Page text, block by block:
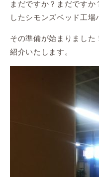
まだですか？まだです
したシモンズベッド工場
その準備が始まりました
紹介いたします。